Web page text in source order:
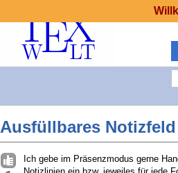
Ausfüllbares
Ich gebe im Präsenzmodus gerne